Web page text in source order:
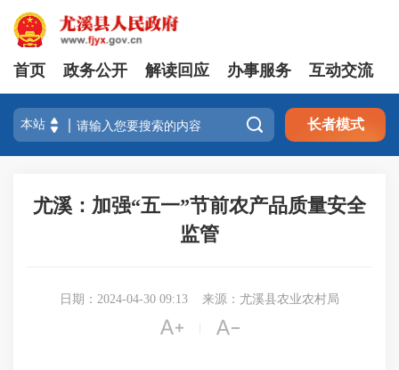
首页 政务公开 解读回应 办事服务 互动交流
 长者模式
尤溪：加强“五一”节前农产品质量安全
监管
日期：2024-04-30 09:13 来源：尤溪县农业农村局
 